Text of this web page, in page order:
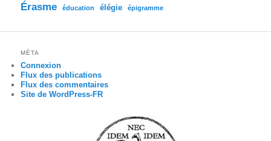
Érasme éducation élégie épigramme
MÉTA
Connexion
Flux des publications
Flux des commentaires
Site de WordPress-FR